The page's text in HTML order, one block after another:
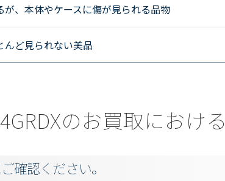
が、本体やケースに傷が見られる品物
んど見られない美品
のお買取におけ
確認ください。